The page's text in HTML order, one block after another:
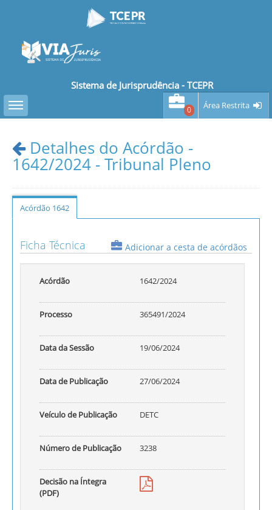
Sistema de Jurisprudência - TCEPR
Toggle sidebar
0 Área Restrita
Detalhes do Acórdão -
1642/2024 - Tribunal Pleno
Acórdão 1642
Ficha Técnica Adicionar a cesta de acórdãos
Acórdão 1642/2024
Processo 365491/2024
Data da Sessão 19/06/2024
Data de Publicação 27/06/2024
Veículo de Publicação DETC
Número de Publicação 3238
Decisão na Íntegra
(PDF)